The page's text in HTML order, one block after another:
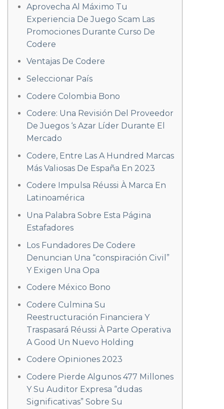
Aprovecha Al Máximo Tu
Experiencia De Juego Scam Las
Promociones Durante Curso De
Codere
Ventajas De Codere
Seleccionar País
Codere Colombia Bono
Codere: Una Revisión Del Proveedor
De Juegos ‘s Azar Líder Durante El
Mercado
Codere, Entre Las A Hundred Marcas
Más Valiosas De España En 2023
Codere Impulsa Réussi À Marca En
Latinoamérica
Una Palabra Sobre Esta Página
Estafadores
Los Fundadores De Codere
Denuncian Una “conspiración Civil”
Y Exigen Una Opa
Codere México Bono
Codere Culmina Su
Reestructuración Financiera Y
Traspasará Réussi À Parte Operativa
A Good Un Nuevo Holding
Codere Opiniones 2023
Codere Pierde Algunos 477 Millones
Y Su Auditor Expresa “dudas
Significativas” Sobre Su